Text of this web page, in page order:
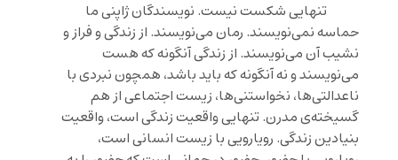
تنهایی شکست نیست. نویسندگان ژاپنی ما
حماسه نمی‌نویسند. رمان می‌نویسند. از زندگی و فراز و
نشیب آن می‌نویسند. از زندگی آنگونه که هست
می‌نویسند و نه آنگونه که باید باشد، همچون نبردی با
ناعدالتی‌ها، نخواستنی‌ها، زیست اجتماعی از هم
گسیخته‌ی مدرن. تنهایی واقعیت زندگی است، واقعیت
بنیادین زندگی. رویارویی با زیست انسانی است،